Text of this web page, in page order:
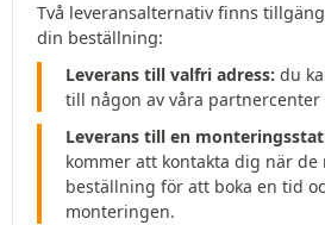
Två leveransalternativ finns
din beställning:
Leverans till valfri adress: du
till någon av våra
Leverans till en
kommer att kontakta dig när
beställning för att boka en tid
monteringen.